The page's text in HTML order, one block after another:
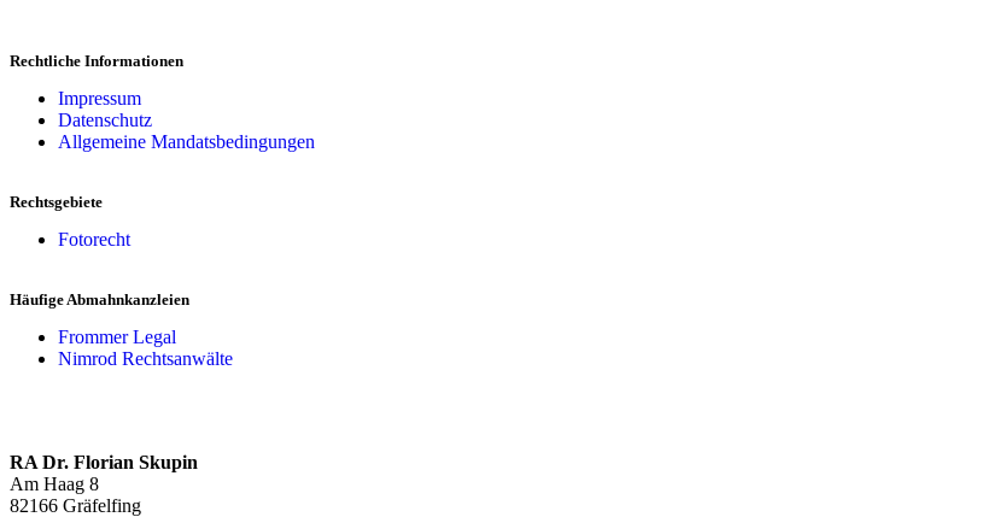
Rechtliche Informationen
Impressum
Datenschutz
Allgemeine Mandatsbedingungen
Rechtsgebiete
Fotorecht
Häufige Abmahnkanzleien
Frommer Legal
Nimrod Rechtsanwälte
RA Dr. Florian Skupin
Am Haag 8
82166 Gräfelfing